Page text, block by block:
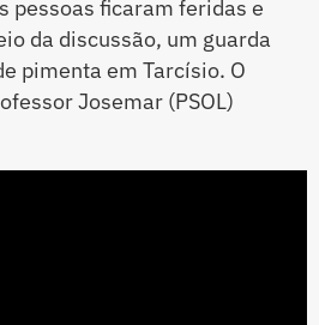
pessoas ficaram feridas e
da discussão, um guarda
pimenta em Tarcísio. O
Josemar (PSOL)